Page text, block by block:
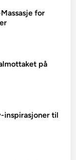
for
på
inspirasjoner til